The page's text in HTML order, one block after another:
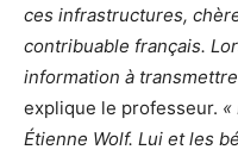
ces infrastructures,
contribuable français.
information à
explique le professeur. «
Étienne Wolf. Lui et les